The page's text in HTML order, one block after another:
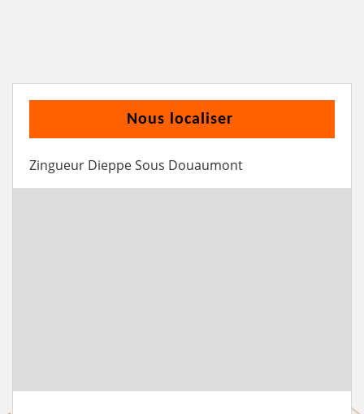
Nous localiser
Zingueur Dieppe Sous Douaumont